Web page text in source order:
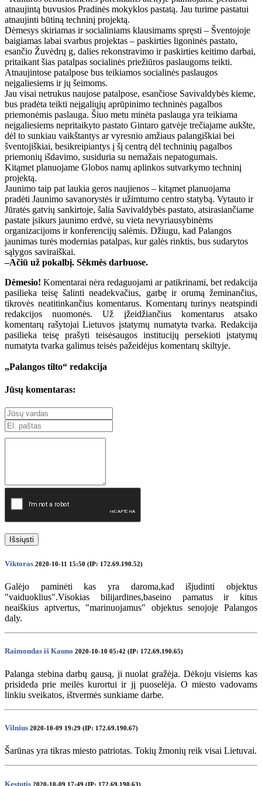
atnaujintą buvusios Pradinės mokyklos pastatą. Jau turime pastatui
atnaujinti būtiną techninį projektą.
Dėmesys skiriamas ir socialiniams klausimams spręsti – Šventojoje
baigiamas labai svarbus projektas – paskirties ligoninės pastato,
esančio Žuvėdrų g, dalies rekonstravimo ir paskirties keitimo darbai,
pritaikant šias patalpas socialinės priežiūros paslaugoms teikti.
Atnaujintose patalpose bus teikiamos socialinės paslaugos
neįgaliesiems ir jų šeimoms.
Jau visai netrukus naujose patalpose, esančiose Savivaldybės kieme,
bus pradėta teikti neįgaliųjų aprūpinimo techninės pagalbos
priemonėmis paslauga. Šiuo metu minėta paslauga yra teikiama
neįgaliesiems nepritaikyto pastato Gintaro gatvėje trečiajame aukšte,
dėl to sunkiau vaikštantys ar vyresnio amžiaus palangiškiai bei
šventojiškiai, besikreipiantys į šį centrą dėl techninių pagalbos
priemonių išdavimo, susiduria su nemažais nepatogumais.
Kitąmet planuojame Globos namų aplinkos sutvarkymo techninį
projektą.
Jaunimo taip pat laukia geros naujienos – kitąmet planuojama
pradėti Jaunimo savanorystės ir užimtumo centro statybą. Vytauto ir
Jūratės gatvių sankirtoje, šalia Savivaldybės pastato, atsirasiančiame
pastate įsikurs jaunimo erdvė, su vieta nevyriausybinėms
organizacijoms ir konferencijų salėmis. Džiugu, kad Palangos
jaunimas turės modernias patalpas, kur galės rinktis, bus sudarytos
sąlygos saviraiškai.
–Ačiū už pokalbį. Sėkmės darbuose.
Dėmesio! Komentarai nėra redaguojami ar patikrinami, bet redakcija
pasilieka teisę šalinti neadekvačius, garbę ir orumą žeminančius,
tikrovės neatitinkančius komentarus. Komentarų turinys neatspindi
redakcijos nuomonės. Už įžeidžiančius komentarus atsako
komentarų rašytojai Lietuvos įstatymų numatyta tvarka. Redakcija
pasilieka teisę prašyti teisėsaugos institucijų persekioti įstatymų
numatyta tvarka galimus teisės pažeidėjus komentarų skiltyje.
„Palangos tilto“ redakcija
Jūsų komentaras:
Išsiųsti
Viktoras 2020-10-11 15:50 (IP: 172.69.190.52)
Galėjo paminėti kas yra daroma,kad išjudinti objektus
"vaiduoklius".Visokias bilijardines,baseino pamatus ir kitus
neaiškius aptvertus, "marinuojamus" objektus senojoje Palangos
daly.
Raimondas iš Kauno 2020-10-10 05:42 (IP: 172.69.190.65)
Palanga stebina darbų gausą, ji nuolat gražėja. Dėkoju visiems kas
prisideda prie meilės kurortui ir jį puoselėja. O miesto vadovams
linkiu sveikatos, ištvermės sunkiame darbe.
Vilnius 2020-10-09 19:29 (IP: 172.69.190.67)
Šarūnas yra tikras miesto patriotas. Tokių žmonių reik visai Lietuvai.
Kestutis 2020-10-09 17:49 (IP: 172.69.190.63)